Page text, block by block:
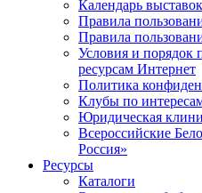
Календарь выставок
Правила
Правила
Условия и порядок
ресурсам Интернет
Политика
Клубы по
Юридическая
Всероссийские
Россия»
Ресурсы
Каталоги